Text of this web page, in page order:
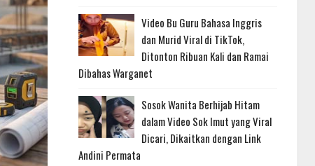
Video Bu Guru Bahasa Inggris
dan Murid Viral di TikTok,
Ditonton Ribuan Kali dan Ramai
Dibahas Warganet
Sosok Wanita Berhijab Hitam
dalam Video Sok Imut yang Viral
Dicari, Dikaitkan dengan Link
Andini Permata